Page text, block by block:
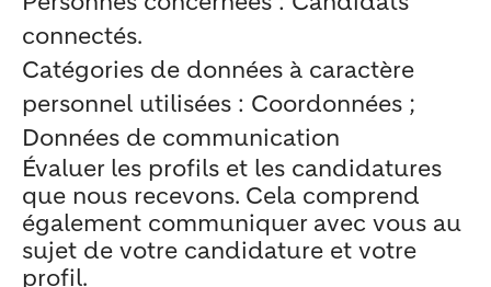
connectés.
Catégories de données à caractère
personnel utilisées : Coordonnées ;
Données de communication
Évaluer les profils et les candidatures
que nous recevons. Cela comprend
également communiquer avec vous au
sujet de votre candidature et votre
profil.